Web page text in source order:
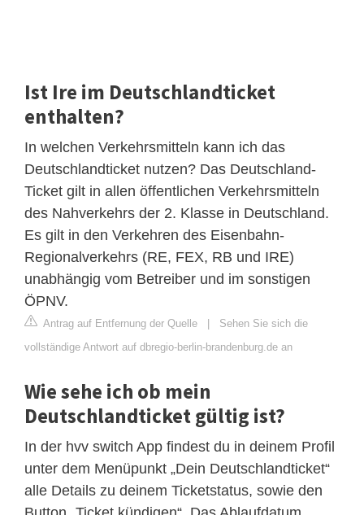
Ist Ire im Deutschlandticket
enthalten?
In welchen Verkehrsmitteln kann ich das
Deutschlandticket nutzen? Das Deutschland-
Ticket gilt in allen öffentlichen Verkehrsmitteln
des Nahverkehrs der 2. Klasse in Deutschland.
Es gilt in den Verkehren des Eisenbahn-
Regionalverkehrs (RE, FEX, RB und IRE)
unabhängig vom Betreiber und im sonstigen
ÖPNV.
Antrag auf Entfernung der Quelle | Sehen Sie sich die
vollständige Antwort auf dbregio-berlin-brandenburg.de an
Wie sehe ich ob mein
Deutschlandticket gültig ist?
In der hvv switch App findest du in deinem Profil
unter dem Menüpunkt „Dein Deutschlandticket“
alle Details zu deinem Ticketstatus, sowie den